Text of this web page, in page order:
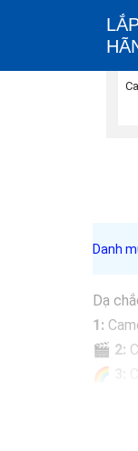
Dạ
1:
🎬 2:
🌈
Nhớ